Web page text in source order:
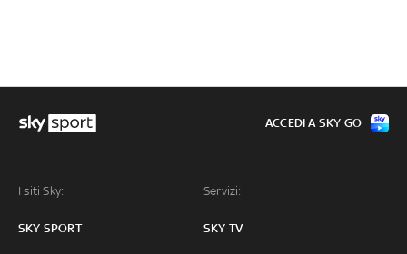
I siti Sky:
SKY SPORT
Servizi:
SKY TV
ACCEDI A SKY GO